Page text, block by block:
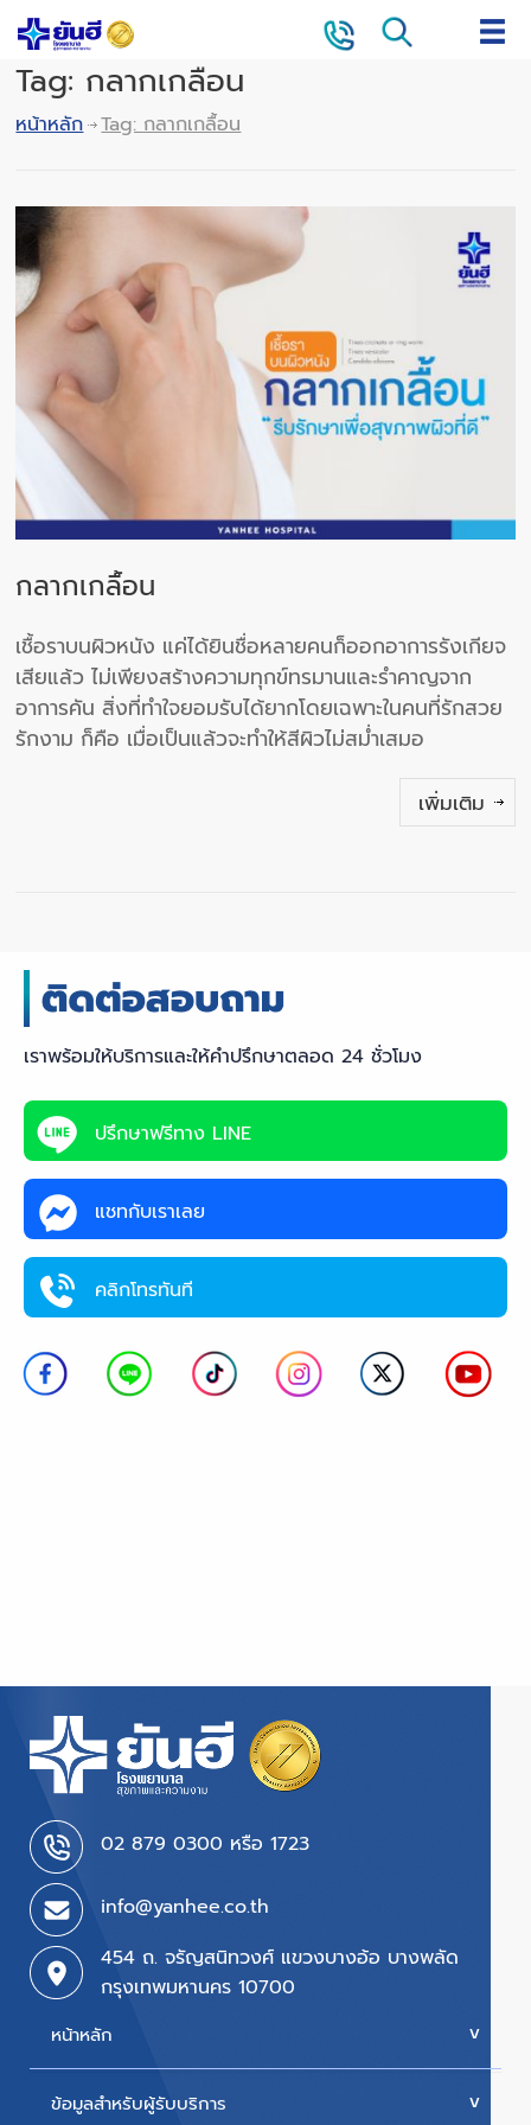
Tag: กลากเกลื้อน
หน้าหลัก Tag: กลากเกลื้อน
กลากเกลื้อน
เชื้อราบนผิวหนัง แค่ได้ยินชื่อหลายคนก็ออกอาการรังเกียจ
เสียแล้ว ไม่เพียงสร้างความทุกข์ทรมานและรำคาญจาก
อาการคัน สิ่งที่ทำใจยอมรับได้ยากโดยเฉพาะในคนที่รักสวย
รักงาม ก็คือ เมื่อเป็นแล้วจะทำให้สีผิวไม่สม่ำเสมอ
เพิ่มเติม
เราพร้อมให้บริการและให้คำปรึกษาตลอด 24 ชั่วโมง
ปรึกษาฟรีทาง LINE
แชทกับเราเลย
คลิกโทรทันที
02 879 0300 หรือ 1723
info@yanhee.co.th
454 ถ. จรัญสนิทวงศ์ แขวงบางอ้อ บางพลัด
กรุงเทพมหานคร 10700
หน้าหลัก
บริการของเรา
ข้อมูลสำหรับผู้รับบริการ